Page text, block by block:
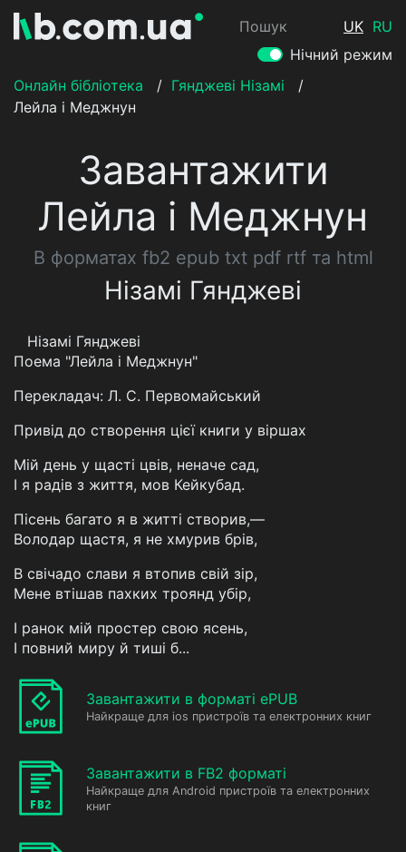
Пошук UK RU
Нічний режим
Онлайн бібліотека
/ Гянджеві Нізамі
/
Лейла і Меджнун
Завантажити
Лейла і Меджнун
В форматах fb2 epub txt pdf rtf та html
Нізамі Гянджеві
Нізамі Гянджеві
Поема "Лейла і Меджнун"
Перекладач: Л. С. Первомайський
Привід до створення цієї книги у віршах
Мій день у щасті цвів, неначе сад,
І я радів з життя, мов Кейкубад.
Пісень багато я в житті створив,—
Володар щастя, я не хмурив брів,
В свічадо слави я втопив свій зір,
Мене втішав пахких троянд убір,
І ранок мій простер свою ясень,
І повний миру й тиші б...
Завантажити в форматі ePUB
Найкраще для ios пристроїв та електронних книг
Завантажити в FB2 форматі
Найкраще для Android пристроїв та електронних
книг